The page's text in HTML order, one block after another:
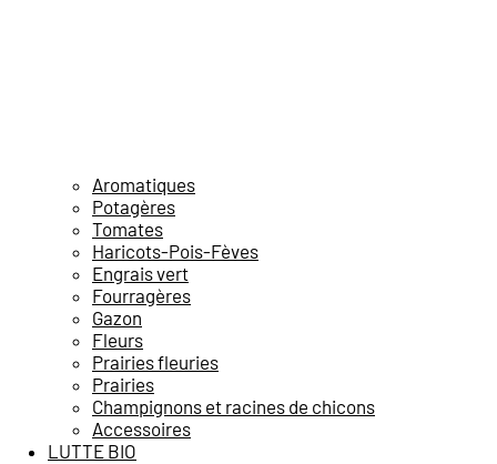
Aromatiques
Potagères
Tomates
Haricots-Pois-Fèves
Engrais vert
Fourragères
Gazon
Fleurs
Prairies fleuries
Prairies
Champignons et racines de chicons
Accessoires
LUTTE BIO